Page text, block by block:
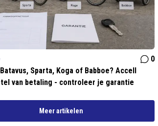
0
Sparta, Koga of Babboe? Accell
van betaling - controleer je garantie
Meer artikelen